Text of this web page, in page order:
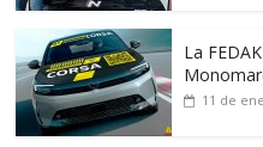
La
11 de